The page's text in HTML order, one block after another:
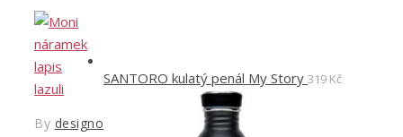
By designoved
SANTORO kulatý penál My Story 319 Kč